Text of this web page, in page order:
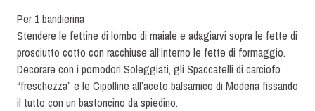
Per 1 bandierina
Stendere le fettine di lombo di maiale e adagiarvi sopra le fette di
prosciutto cotto con racchiuse all’interno le fette di formaggio.
Decorare con i pomodori Soleggiati, gli Spaccatelli di carciofo
“freschezza” e le Cipolline all’aceto balsamico di Modena fissando
il tutto con un bastoncino da spiedino.